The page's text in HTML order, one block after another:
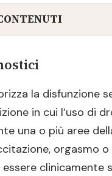
Implicate
Quotidiana
Sociale
la disfunzione
in cui l’uso di
una o più aree
orgasmo
clinicamente